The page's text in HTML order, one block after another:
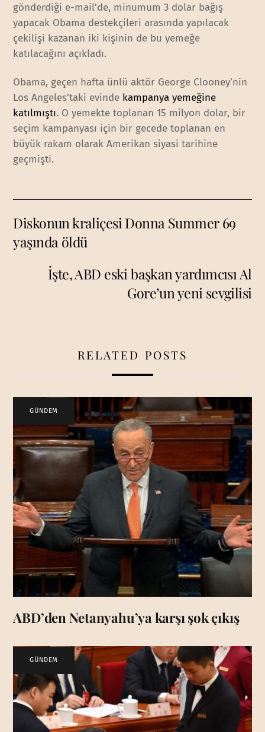
gönderdiği e-mail’de, minumum 3 dolar bağış
yapacak Obama destekçileri arasında yapılacak
çekilişi kazanan iki kişinin de bu yemeğe
katılacağını açıkladı.
Obama, geçen hafta ünlü aktör George Clooney’nin
Los Angeles’taki evinde kampanya yemeğine
katılmıştı. O yemekte toplanan 15 milyon dolar, bir
seçim kampanyası için bir gecede toplanan en
büyük rakam olarak Amerikan siyasi tarihine
geçmişti.
Diskonun kraliçesi Donna Summer 69
yaşında öldü
İşte, ABD eski başkan yardımcısı Al
Gore’un yeni sevgilisi
RELATED POSTS
GÜNDEM
ABD’den Netanyahu’ya karşı şok çıkış
GÜNDEM